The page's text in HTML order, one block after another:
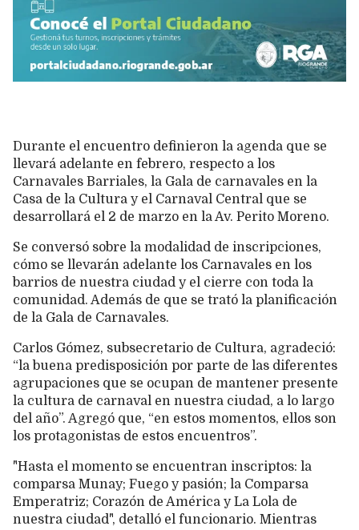
Durante el encuentro definieron la agenda que se
llevará adelante en febrero, respecto a los
Carnavales Barriales, la Gala de carnavales en la
Casa de la Cultura y el Carnaval Central que se
desarrollará el 2 de marzo en la Av. Perito Moreno.
Se conversó sobre la modalidad de inscripciones,
cómo se llevarán adelante los Carnavales en los
barrios de nuestra ciudad y el cierre con toda la
comunidad. Además de que se trató la planificación
de la Gala de Carnavales.
Carlos Gómez, subsecretario de Cultura, agradeció:
“la buena predisposición por parte de las diferentes
agrupaciones que se ocupan de mantener presente
la cultura de carnaval en nuestra ciudad, a lo largo
del año”. Agregó que, “en estos momentos, ellos son
los protagonistas de estos encuentros”.
"Hasta el momento se encuentran inscriptos: la
comparsa Munay; Fuego y pasión; la Comparsa
Emperatriz; Corazón de América y La Lola de
nuestra ciudad", detalló el funcionario. Mientras